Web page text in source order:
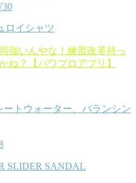
イシャツ
強いんやな！練習改革持っ
ね？【パワプロアプリ】
トウォーター、バランシン
SLIDER SANDAL